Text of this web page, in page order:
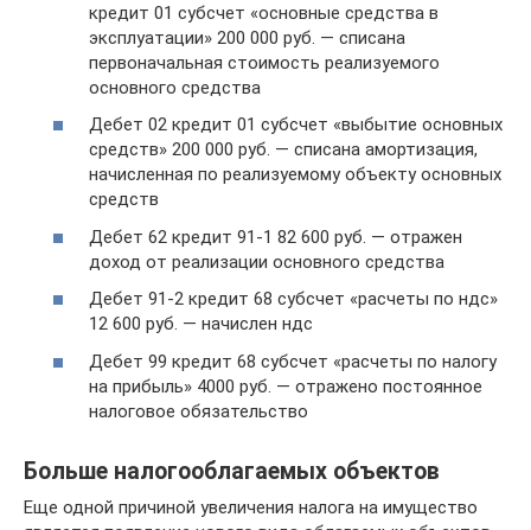
кредит 01 субсчет «основные средства в
эксплуатации» 200 000 руб. — списана
первоначальная стоимость реализуемого
основного средства
Дебет 02 кредит 01 субсчет «выбытие основных
средств» 200 000 руб. — списана амортизация,
начисленная по реализуемому объекту основных
средств
Дебет 62 кредит 91-1 82 600 руб. — отражен
доход от реализации основного средства
Дебет 91-2 кредит 68 субсчет «расчеты по ндс»
12 600 руб. — начислен ндс
Дебет 99 кредит 68 субсчет «расчеты по налогу
на прибыль» 4000 руб. — отражено постоянное
налоговое обязательство
Больше налогооблагаемых объектов
Еще одной причиной увеличения налога на имущество